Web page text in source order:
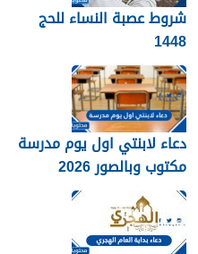
شروط عصبة النساء للحج
1448
دعاء لابنتي اول يوم مدرسة
مكتوب وبالصور 2026